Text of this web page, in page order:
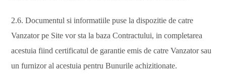
2.6. Documentul si informatiile puse la dispozitie de catre
Vanzator pe Site vor sta la baza Contractului, in completarea
acestuia fiind certificatul de garantie emis de catre Vanzator sau
un furnizor al acestuia pentru Bunurile achizitionate.